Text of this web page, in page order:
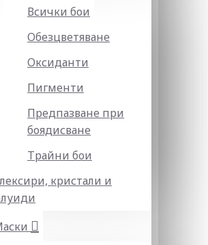
Всички бои
Обезцветяване
Оксиданти
Пигменти
Предпазване при
боядисване
Трайни бои
кристали и